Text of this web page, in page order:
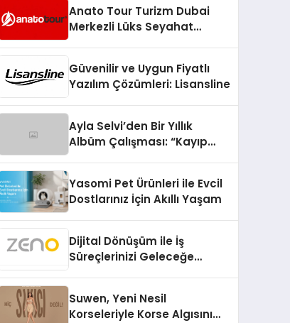
Anato Tour Turizm Dubai
Merkezli Lüks Seyahat
Güvenilir ve Uygun Fiyatlı
Yazılım Çözümleri: Lisansline
Ayla Selvi’den Bir Yıllık
Albüm Çalışması: “Kayıp
Yasomi Pet Ürünleri ile Evcil
Dostlarınız İçin Akıllı Yaşam
Dijital Dönüşüm ile İş
Süreçlerinizi Geleceğe
Suwen, Yeni Nesil
Korseleriyle Korse Algısını